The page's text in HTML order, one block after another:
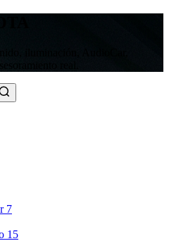
iluminación, AudioCar,
real.
7
15